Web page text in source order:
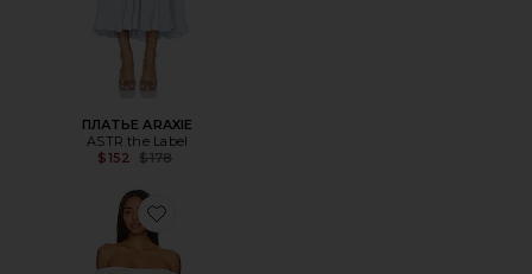
ПЛАТЬЕ ARAXIE
ASTR the Label
$152
Previous price:
$178
Favorite ПЛАТЬЕ VIDA